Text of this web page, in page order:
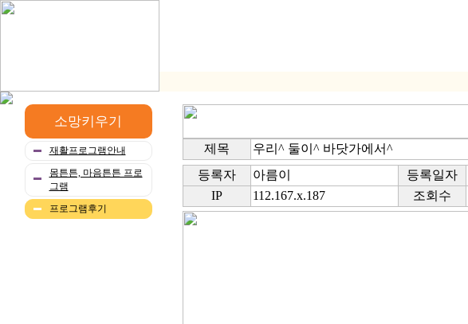
소망키우기
재활프로그램안내
몸튼튼, 마음튼튼 프로
그램
프로그램후기
제목
우리^ 둘이^ 바닷가에서^
등록자
아름이 등록일자
IP
112.167.x.187 조회수